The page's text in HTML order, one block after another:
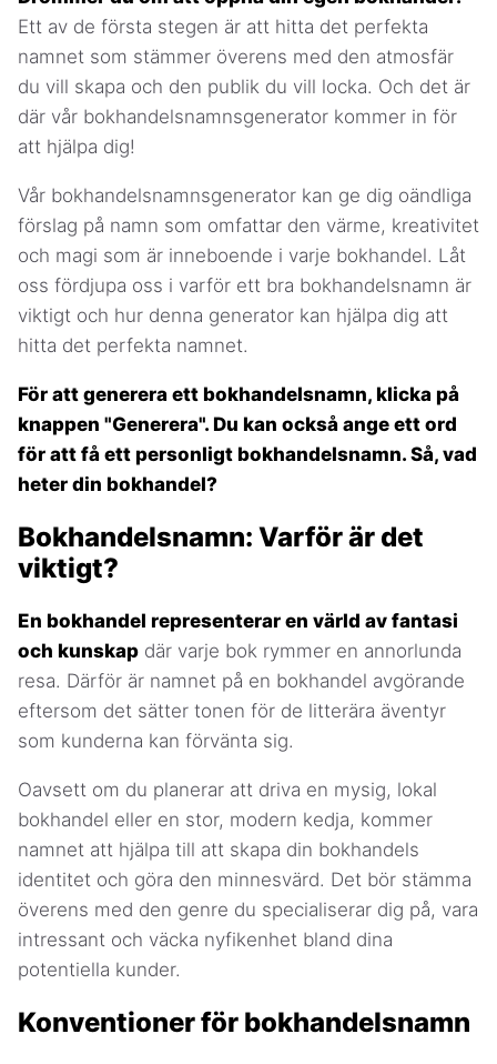
Ett av de första stegen är att hitta det perfekta
namnet som stämmer överens med den atmosfär
du vill skapa och den publik du vill locka. Och det är
där vår bokhandelsnamnsgenerator kommer in för
att hjälpa dig!
Vår bokhandelsnamnsgenerator kan ge dig oändliga
förslag på namn som omfattar den värme, kreativitet
och magi som är inneboende i varje bokhandel. Låt
oss fördjupa oss i varför ett bra bokhandelsnamn är
viktigt och hur denna generator kan hjälpa dig att
hitta det perfekta namnet.
För att generera ett bokhandelsnamn, klicka på
knappen "Generera". Du kan också ange ett ord
för att få ett personligt bokhandelsnamn. Så, vad
heter din bokhandel?
Bokhandelsnamn: Varför är det
viktigt?
En bokhandel representerar en värld av fantasi
och kunskap där varje bok rymmer en annorlunda
resa. Därför är namnet på en bokhandel avgörande
eftersom det sätter tonen för de litterära äventyr
som kunderna kan förvänta sig.
Oavsett om du planerar att driva en mysig, lokal
bokhandel eller en stor, modern kedja, kommer
namnet att hjälpa till att skapa din bokhandels
identitet och göra den minnesvärd. Det bör stämma
överens med den genre du specialiserar dig på, vara
intressant och väcka nyfikenhet bland dina
potentiella kunder.
Konventioner för bokhandelsnamn